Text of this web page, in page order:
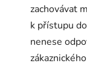
zachovávat
k přístupu
nenese